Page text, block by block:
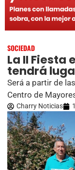
SOCIEDAD
La II Fiesta
tendrá
Será a partir de
Centro de
Charry Noticias